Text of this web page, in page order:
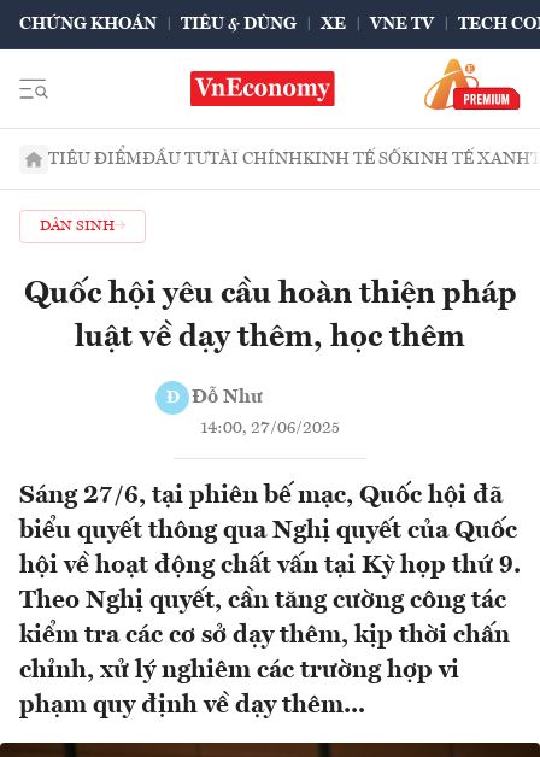
CHỨNG KHOÁN TIÊU & DÙNG XE VNE TV TECH
TIÊU ĐIỂMĐẦU TƯTÀI CHÍNHKINH TẾ SỐKINH TẾ XANH
DÂN SINH
Quốc hội yêu cầu hoàn thiện pháp
luật về dạy thêm, học thêm
Đ Đỗ Như
14:00, 27/06/2025
Sáng 27/6, tại phiên bế mạc, Quốc hội đã
biểu quyết thông qua Nghị quyết của Quốc
hội về hoạt động chất vấn tại Kỳ họp thứ 9.
Theo Nghị quyết, cần tăng cường công tác
kiểm tra các cơ sở dạy thêm, kịp thời chấn
chỉnh, xử lý nghiêm các trường hợp vi
phạm quy định về dạy thêm...